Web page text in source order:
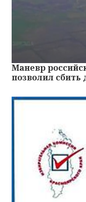
Маневр
позволил сбить